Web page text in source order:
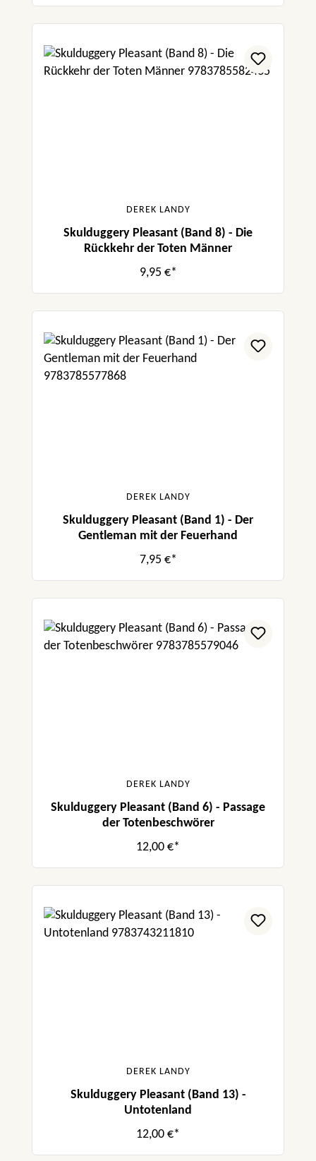
DEREK LANDY
Skulduggery Pleasant (Band 8) - Die
Rückkehr der Toten Männer
9,95 €*
DEREK LANDY
Skulduggery Pleasant (Band 1) - Der
Gentleman mit der Feuerhand
7,95 €*
DEREK LANDY
Skulduggery Pleasant (Band 6) - Passage
der Totenbeschwörer
12,00 €*
DEREK LANDY
Skulduggery Pleasant (Band 13) -
Untotenland
12,00 €*